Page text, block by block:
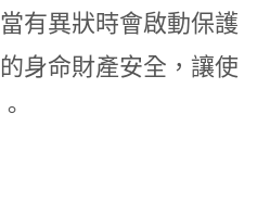
有異狀時會啟動保護
身命財產安全，讓使